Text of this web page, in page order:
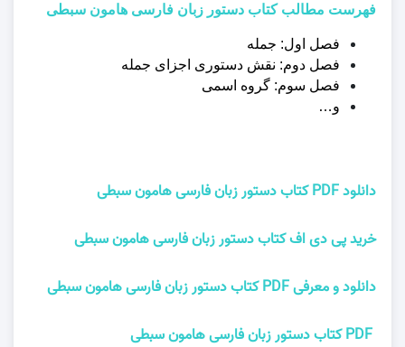
فهرست مطالب کتاب دستور زبان فارسی هامون سبطی
فصل اول: جمله
فصل دوم: نقش دستوری اجزای جمله
فصل سوم: گروه اسمی
و…
دانلود PDF کتاب دستور زبان فارسی هامون سبطی
خرید پی دی اف کتاب دستور زبان فارسی هامون سبطی
دانلود و معرفی PDF کتاب دستور زبان فارسی هامون سبطی